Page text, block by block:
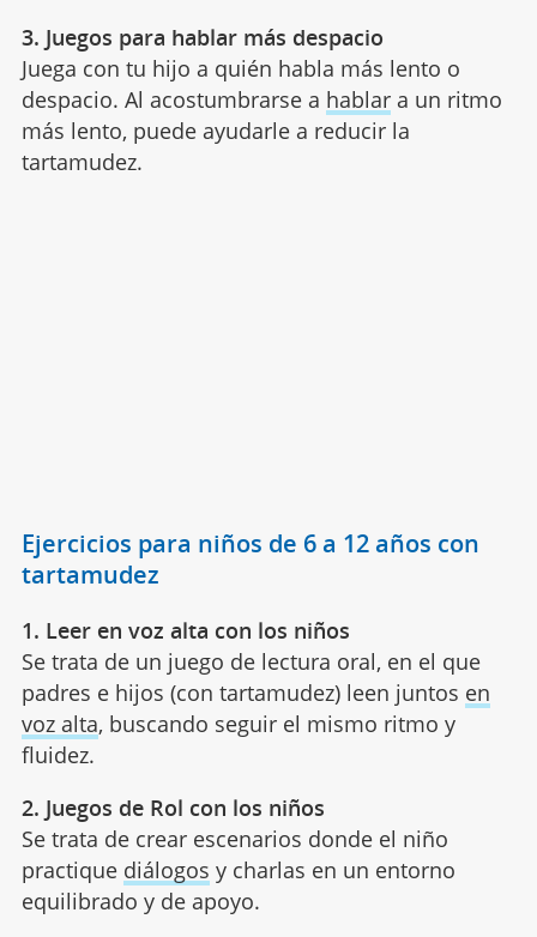
3. Juegos para hablar más despacio
Juega con tu hijo a quién habla más lento o
despacio. Al acostumbrarse a hablara un ritmo
más lento, puede ayudarle a reducir la
tartamudez.
Ejercicios para niños de 6 a 12 años con
tartamudez
1. Leer en voz alta con los niños
Se trata de un juego de lectura oral, en el que
padres e hijos (con tartamudez) leen juntos en
voz alta, buscando seguir el mismo ritmo y
fluidez.
2. Juegos de Rol con los niños
Se trata de crear escenarios donde el niño
practique diálogos y charlas en un entorno
equilibrado y de apoyo.